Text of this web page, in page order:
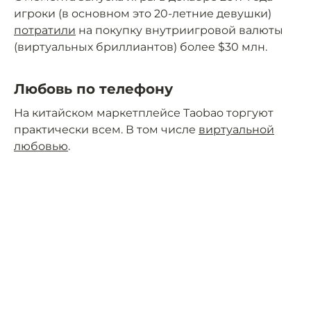
игроки (в основном это 20-летние девушки)
потратили на покупку внутриигровой валюты
(виртуальных бриллиантов) более $30 млн.
Любовь по телефону
На китайском маркетплейсе Taobao торгуют
практически всем. В том числе виртуальной
любовью.